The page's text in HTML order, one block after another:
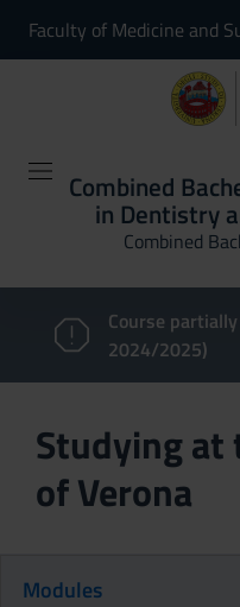
Faculty of Medicine and
Combined
in Dentistry
Combined
Course
2024/2025)
Studying at
of Verona
Modules